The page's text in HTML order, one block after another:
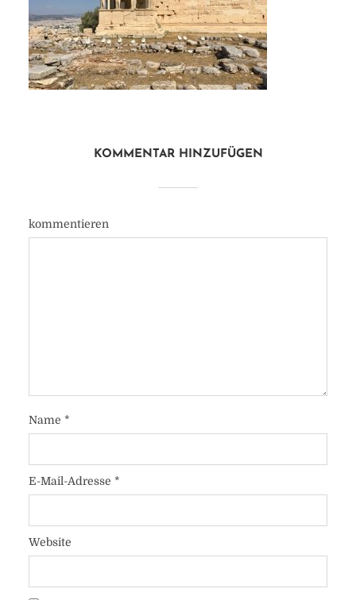
KOMMENTAR HINZUFÜGEN
kommentieren
Name *
E-Mail-Adresse *
Website